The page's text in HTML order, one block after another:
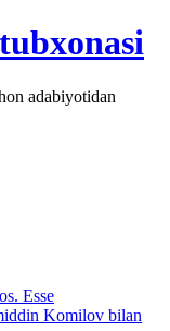
adabiyotidan
Esse
Komilov bilan